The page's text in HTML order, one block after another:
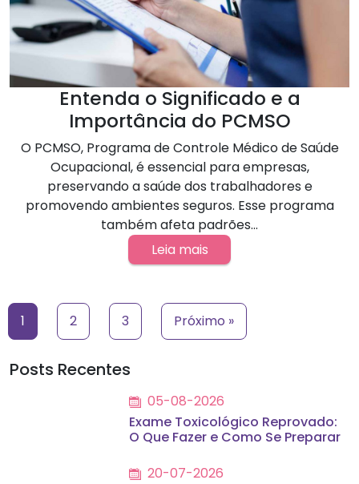
Entenda o Significado e a
Importância do PCMSO
O PCMSO, Programa de Controle Médico de Saúde
Ocupacional, é essencial para empresas,
preservando a saúde dos trabalhadores e
promovendo ambientes seguros. Esse programa
também afeta padrões...
Leia mais
1 2 3 Próximo »
Posts Recentes
05-08-2026
Exame Toxicológico Reprovado:
O Que Fazer e Como Se Preparar
20-07-2026